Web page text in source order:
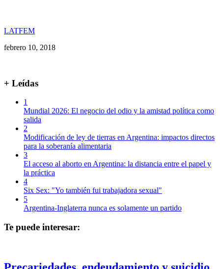
LATFEM
febrero 10, 2018
+ Leídas
1
Mundial 2026: El negocio del odio y la amistad política como
salida
2
Modificación de ley de tierras en Argentina: impactos directos
para la soberanía alimentaria
3
El acceso al aborto en Argentina: la distancia entre el papel y
la práctica
4
Six Sex: "Yo también fui trabajadora sexual"
5
Argentina-Inglaterra nunca es solamente un partido
Te puede interesar: